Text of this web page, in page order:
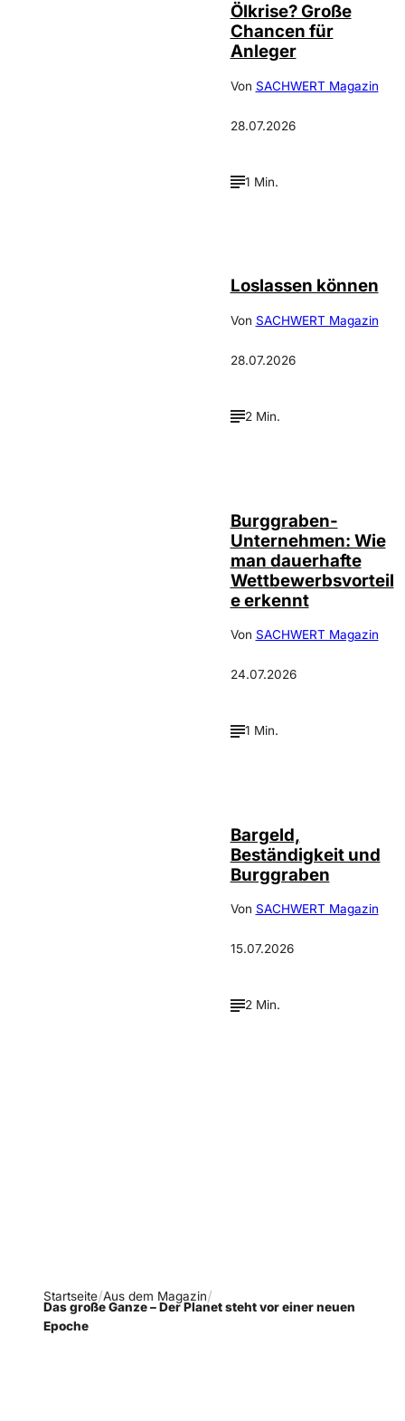
Ölkrise? Große
Chancen für
Anleger
Von SACHWERT Magazin
28.07.2026
1 Min.
Loslassen können
Von SACHWERT Magazin
28.07.2026
2 Min.
Burggraben-
Unternehmen: Wie
man dauerhafte
Wettbewerbsvorteil
e erkennt
Von SACHWERT Magazin
24.07.2026
1 Min.
Bargeld,
Beständigkeit und
Burggraben
Von SACHWERT Magazin
15.07.2026
2 Min.
Startseite Aus dem Magazin
Das große Ganze – Der Planet steht vor einer neuen
Epoche